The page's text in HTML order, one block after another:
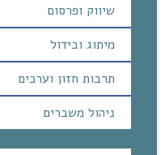
שיווק ופרסום
מיתוג ובידול
תרבות חזון וערכים
ניהול משברים